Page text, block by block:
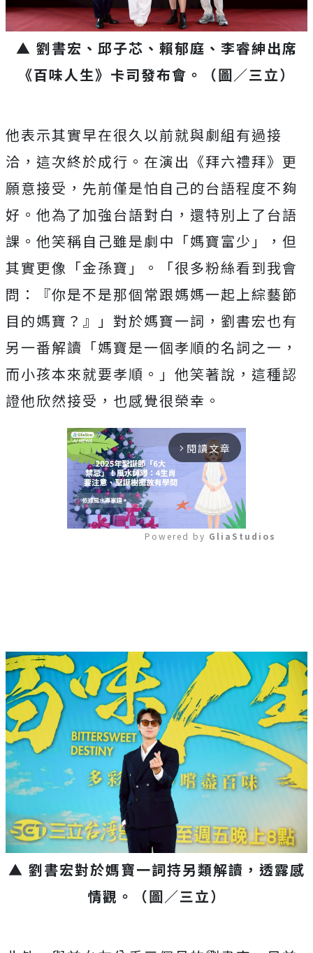
▲ 劉書宏、邱子芯、賴郁庭、李睿紳出席
《百味人生》卡司發布會。（圖／三立）
他表示其實早在很久以前就與劇組有過接
洽，這次終於成行。在演出《拜六禮拜》更
願意接受，先前僅是怕自己的台語程度不夠
好。他為了加強台語對白，還特別上了台語
課。他笑稱自己雖是劇中「媽寶富少」，但
其實更像「金孫寶」。「很多粉絲看到我會
問：『你是不是那個常跟媽媽一起上綜藝節
目的媽寶？』」對於媽寶一詞，劉書宏也有
另一番解讀「媽寶是一個孝順的名詞之一，
而小孩本來就要孝順。」他笑著說，這種認
證他欣然接受，也感覺很榮幸。
arrow_forward_ios 閱讀文章
Powered by GliaStudios
▲ 劉書宏對於媽寶一詞持另類解讀，透露感
情觀。（圖／三立）